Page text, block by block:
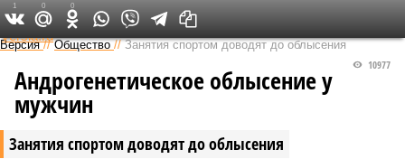
Федеральный выпуск
Версия //Общество //Занятия спортом доводят до облысения
Занятия спортом доводят до облысения
10977
Андрогенетическое облысение у
мужчин
1 0 0